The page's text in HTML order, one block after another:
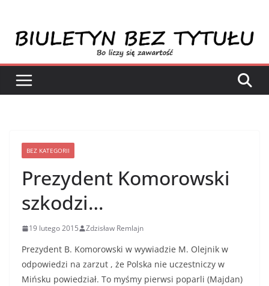
treści
BEZ KATEGORII
Prezydent Komorowski
szkodzi…
19 lutego 2015 Zdzisław Remlajn
Prezydent B. Komorowski w wywiadzie M. Olejnik w
odpowiedzi na zarzut , że Polska nie uczestniczy w
Mińsku powiedział. To myśmy pierwsi poparli (Majdan)